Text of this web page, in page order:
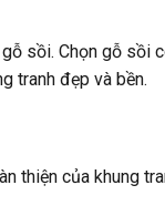
sồi. Chọn gỗ sồi
tranh đẹp và bền.
thiện của khung